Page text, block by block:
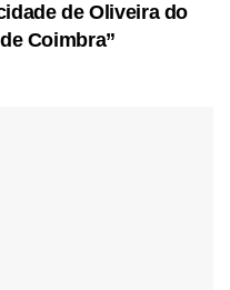
de Oliveira do
Coimbra”